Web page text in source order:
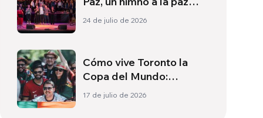
desde Florencia
24 de julio de 2026
Cómo vive Toronto la
Copa del Mundo:
Cultura, identidad y
17 de julio de 2026